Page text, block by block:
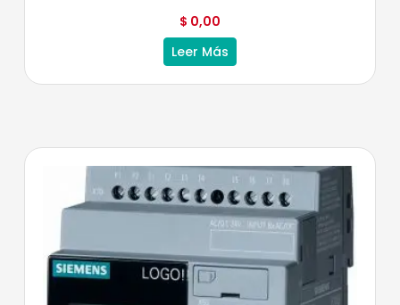
$ 0,00
Leer Más